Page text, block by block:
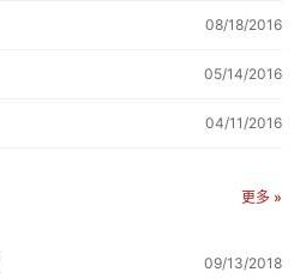
08/18/2016
05/14/2016
04/11/2016
更多 »
09/13/2018